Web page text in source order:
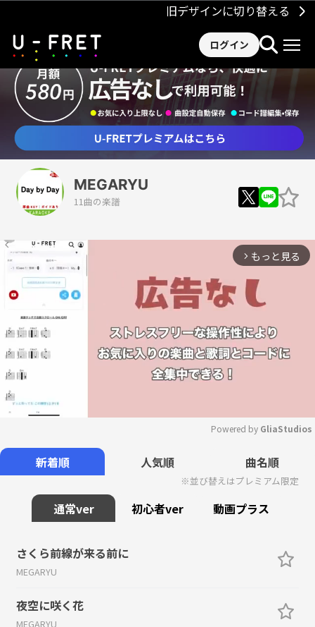
旧デザインに切り替える
ログイン
MEGARYU
11曲の楽譜
arrow_forward_ios もっと見る
Mute
Powered by GliaStudios
新着順 人気順 曲名順
※並び替えはプレミアム限定
通常ver 初心者ver 動画プラス
さくら前線が来る前に
MEGARYU
夜空に咲く花
MEGARYU